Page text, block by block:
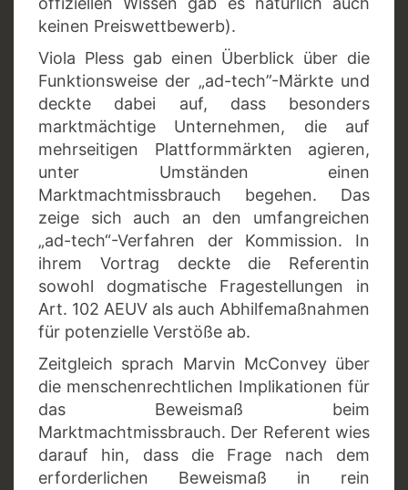
keinen Preiswettbewerb).
Viola Pless gab einen Überblick über die
Funktionsweise der „ad-tech”-Märkte und
deckte dabei auf, dass besonders
marktmächtige Unternehmen, die auf
mehrseitigen Plattformmärkten agieren,
unter Umständen einen
Marktmachtmissbrauch begehen. Das
zeige sich auch an den umfangreichen
„ad-tech“-Verfahren der Kommission. In
ihrem Vortrag deckte die Referentin
sowohl dogmatische Fragestellungen in
Art. 102 AEUV als auch Abhilfemaßnahmen
für potenzielle Verstöße ab.
Zeitgleich sprach Marvin McConvey über
die menschenrechtlichen Implikationen für
das Beweismaß beim
Marktmachtmissbrauch. Der Referent wies
darauf hin, dass die Frage nach dem
erforderlichen Beweismaß in rein